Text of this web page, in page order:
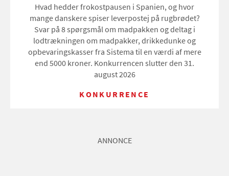
Hvad hedder frokostpausen i Spanien, og hvor
mange danskere spiser leverpostej på rugbrødet?
Svar på 8 spørgsmål om madpakken og deltag i
lodtrækningen om madpakker, drikkedunke og
opbevaringskasser fra Sistema til en værdi af mere
end 5000 kroner. Konkurrencen slutter den 31.
august 2026
KONKURRENCE
ANNONCE